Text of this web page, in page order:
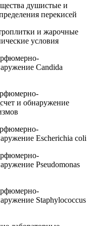
душистые и
перекисей
и жарочные
условия
Candida
и обнаружение
Escherichia coli
Pseudomonas
Staphylococcus